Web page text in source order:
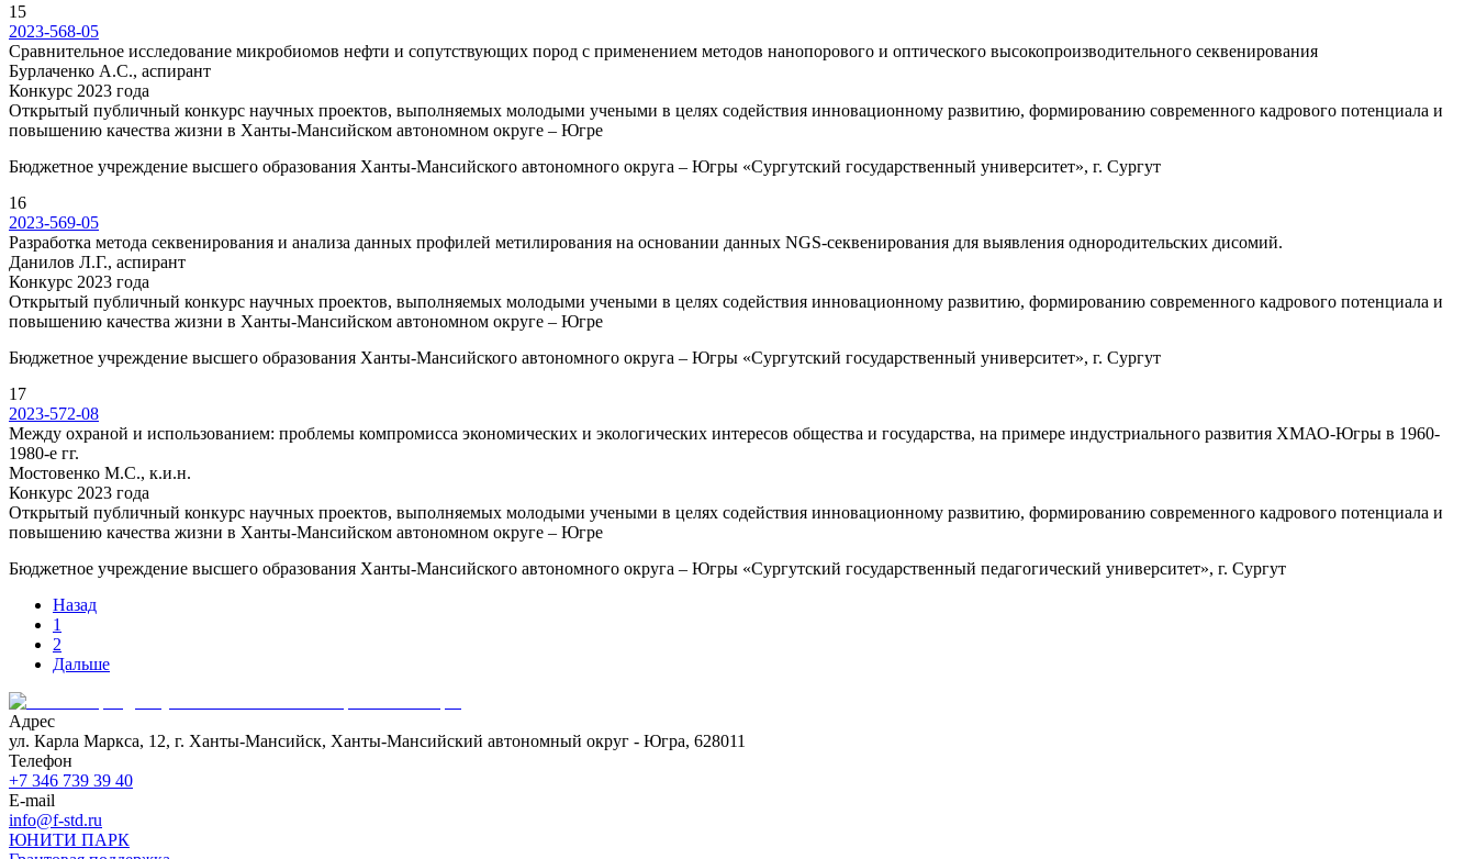
15
2023-568-05
Сравнительное исследование микробиомов нефти и сопутствующих пород с применением методов нанопорового и оптического высокопроизводительного секвенирования
Бурлаченко А.С., аспирант
Конкурс 2023 года
Открытый публичный конкурс научных проектов, выполняемых молодыми учеными в целях содействия инновационному развитию, формированию современного кадрового потенциала и
повышению качества жизни в Ханты-Мансийском автономном округе – Югре
Бюджетное учреждение высшего образования Ханты-Мансийского автономного округа – Югры «Сургутский государственный университет», г. Сургут
16
2023-569-05
Разработка метода секвенирования и анализа данных профилей метилирования на основании данных NGS-секвенирования для выявления однородительских дисомий.
Данилов Л.Г., аспирант
Конкурс 2023 года
Открытый публичный конкурс научных проектов, выполняемых молодыми учеными в целях содействия инновационному развитию, формированию современного кадрового потенциала и
повышению качества жизни в Ханты-Мансийском автономном округе – Югре
Бюджетное учреждение высшего образования Ханты-Мансийского автономного округа – Югры «Сургутский государственный университет», г. Сургут
17
2023-572-08
Между охраной и использованием: проблемы компромисса экономических и экологических интересов общества и государства, на примере индустриального развития ХМАО-Югры в 1960-
1980-е гг.
Мостовенко М.С., к.и.н.
Конкурс 2023 года
Открытый публичный конкурс научных проектов, выполняемых молодыми учеными в целях содействия инновационному развитию, формированию современного кадрового потенциала и
повышению качества жизни в Ханты-Мансийском автономном округе – Югре
Бюджетное учреждение высшего образования Ханты-Мансийского автономного округа – Югры «Сургутский государственный педагогический университет», г. Сургут
Назад
1
2
Дальше
Адрес
ул. Карла Маркса, 12, г. Ханты-Мансийск, Ханты-Мансийский автономный округ - Югра, 628011
Телефон
+7 346 739 39 40
E-mail
info@f-std.ru
ЮНИТИ ПАРК